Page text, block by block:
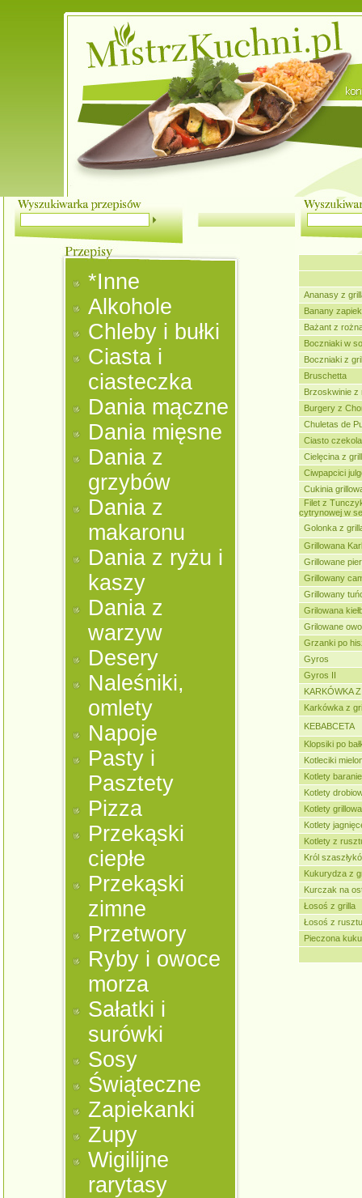
*Inne
Alkohole
Chleby i bułki
Ciasta i
ciasteczka
Dania mączne
Dania mięsne
Dania z
grzybów
Dania z
makaronu
Dania z ryżu i
kaszy
Dania z
warzyw
Desery
Naleśniki,
omlety
Napoje
Pasty i
Pasztety
Pizza
Przekąski
ciepłe
Przekąski
zimne
Przetwory
Ryby i owoce
morza
Sałatki i
surówki
Sosy
Świąteczne
Zapiekanki
Zupy
Wigilijne
rarytasy
Ananasy z
Banany
Bażant z
Boczniaki w
Boczniaki z
Bruschetta
Brzoskwinie z
Burgery z
Chuletas de
Ciasto
Cielęcina z
Ciwpapcici
Cukinia
Filet z
cytrynowej w
Golonka z
Grillowana
Grillowane
Grillowany
Grillowany
Grilowana
Grilowane
Grzanki po
Gyros
Gyros II
KARKÓWKA
Karkówka z
KEBABCETA
Klopsiki po
Kotleciki
Kotlety
Kotlety
Kotlety
Kotlety
Kotlety z
Król
Kukurydza z
Kurczak na
Łosoś z grilla
Łosoś z
Pieczona